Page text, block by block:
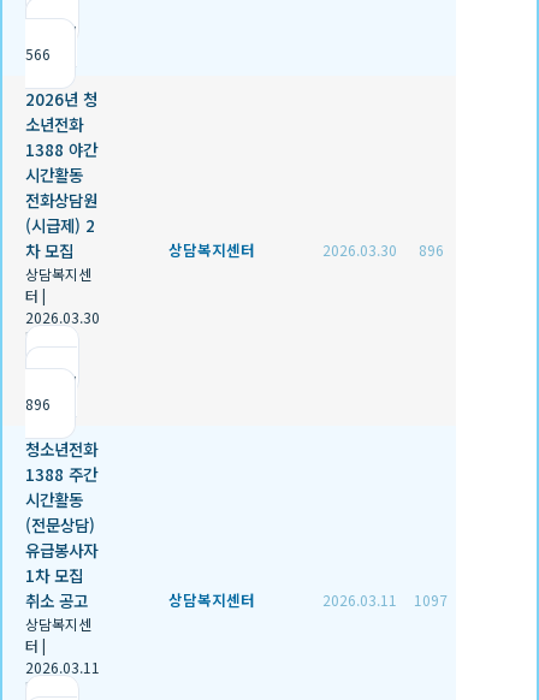
조회
566
2026년 청
소년전화
1388 야간
시간활동
전화상담원
(시급제) 2
차 모집
상담복지센
터 |
2026.03.30
|
조회
896
상담복지센터 2026.03.30 896
청소년전화
1388 주간
시간활동
(전문상담)
유급봉사자
1차 모집
취소 공고
상담복지센
터 |
2026.03.11
|
상담복지센터 2026.03.11 1097